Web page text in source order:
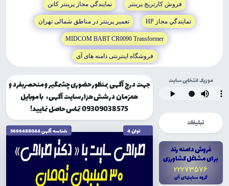
فروش کارتريج پرينتر نمايندگي مجاز پرينتر کانن
نمايندگي مجاز HP تعمير پرينتر در مناطق شمالى تهران
MIDCOM BABT CR0090 Transformer
فروشگاه اينترنتى دامنه هاى آى
موزیک انتخابی سایت
تبلیغات
فروش دامنه رند
براى مشاغل کشاورزى
22273576
گروه سايتهاى آى
جهت درج آگهی بمنظور حضوری چشمگیر و منحصربفرد و
همزمان در شش هزار سایت آگهی، با موبایل
09309038575 تماس حاصل نمایید!
توان 4 شناسه آگهى 5666488044